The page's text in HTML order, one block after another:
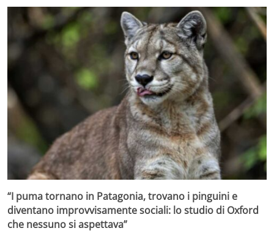
“I puma tornano in Patagonia, trovano i pinguini e
diventano improvvisamente sociali: lo studio di Oxford
che nessuno si aspettava”